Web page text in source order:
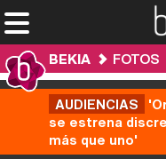
BEKIA FOTOS
AUDIENCIAS
se estrena
más que uno'